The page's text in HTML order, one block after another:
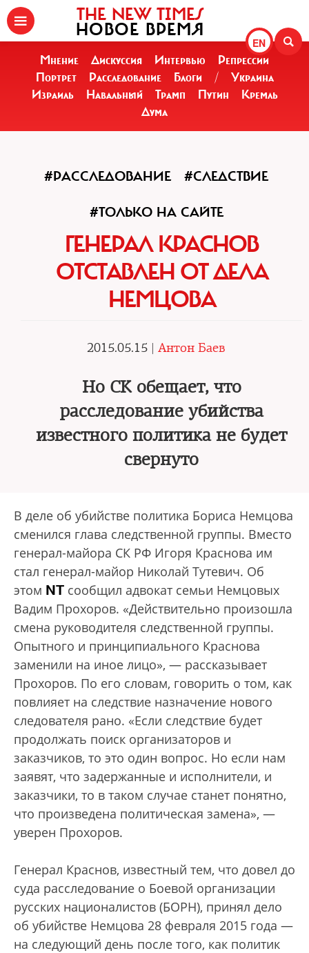
EN
THE NEW TIMES
НОВОЕ ВРЕМЯ
Мнение Дискуссия Интервью
Репрессии
Портрет
Расследование Блоги /
Украина
Израиль
Навальный Трамп Путин
Кремль
Дума
#РАССЛЕДОВАНИЕ #СЛЕДСТВИЕ
#ТОЛЬКО НА САЙТЕ
ГЕНЕРАЛ КРАСНОВ
ОТСТАВЛЕН ОТ ДЕЛА
НЕМЦОВА
2015.05.15 | Антон Баев
Но СК обещает, что
расследование убийства
известного политика не будет
свернуто
В деле об убийстве политика Бориса Немцова
сменился глава следственной группы. Вместо
генерал-майора СК РФ Игоря Краснова им
стал генерал-майор Николай Тутевич. Об
этом NT сообщил адвокат семьи Немцовых
Вадим Прохоров. «Действительно произошла
смена руководителя следственной группы.
Опытного и принципиального Краснова
заменили на иное лицо», — рассказывает
Прохоров. По его словам, говорить о том, как
повлияет на следствие назначение нового
следователя рано. «Если следствие будет
продолжать поиск организаторов и
заказчиков, то это один вопрос. Но если нам
заявят, что задержанные и исполнители, и
заказчики, то в таком случае станет понятно,
что произведена политическая замена», —
уверен Прохоров.
Генерал Краснов, известный тем, что довел до
суда расследование о Боевой организации
русских националистов (БОРН), принял дело
об убийстве Немцова 28 февраля 2015 года —
на следующий день после того, как политик